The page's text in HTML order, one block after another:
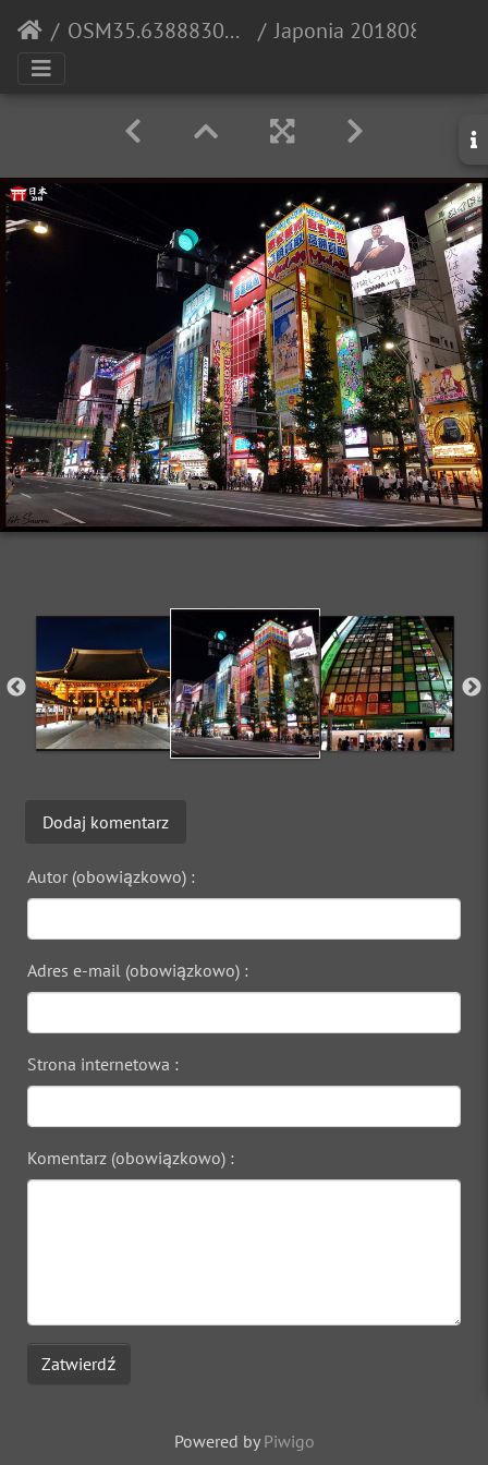
OSM35.638883030325275
Dodaj komentarz
Autor (obowiązkowo) :
Adres e-mail (obowiązkowo) :
Strona internetowa :
Komentarz (obowiązkowo) :
Zatwierdź
Powered by Piwigo